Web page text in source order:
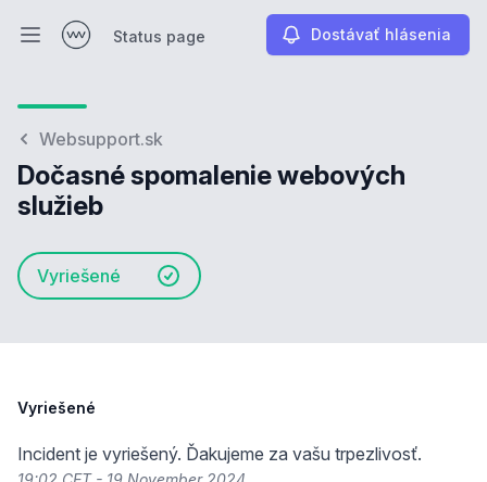
Otvoriť hlavné menu
Status page Dostávať hlásenia
Websupport.sk
Dočasné spomalenie webových
služieb
Vyriešené
Vyriešené
Incident je vyriešený. Ďakujeme za vašu trpezlivosť.